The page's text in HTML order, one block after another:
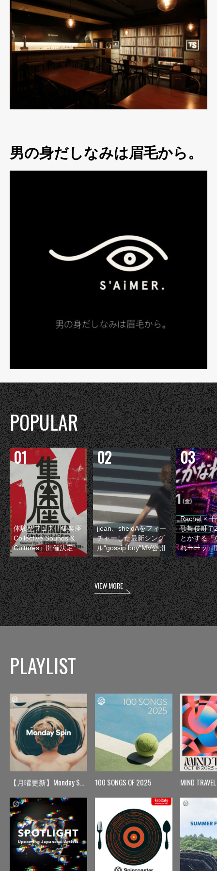
男の身だしなみは眉毛から。
POPULAR
体験型フェス『集楽座
Collective Sounds &
Cultures』開催決定
jjean、sheidAをフィー
チャーした最新シング
ル“gossip boy”MV公開
Rachel ×
歌舞伎町で
とかする『
れーーッ』
VIEW MORE
PLAYLIST
【月曜更新】Monday Spin 100 SONGS OF 2025 MIND TRAVEL